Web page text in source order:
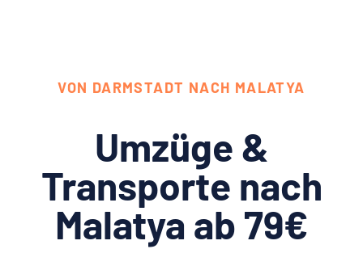
VON DARMSTADT NACH MALATYA
Umzüge &
Transporte nach
Malatya ab 79€